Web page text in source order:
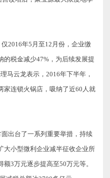
2016年5月至12月份，企业缴
的税金减少47%，为后续发展提
马云龙表示，2016年下半年，
家连锁火锅店，吸纳了近60人就
出台了一系列重要举措，持续
大小型微利企业减半征收企业所
3万元逐步提高至50万元等。